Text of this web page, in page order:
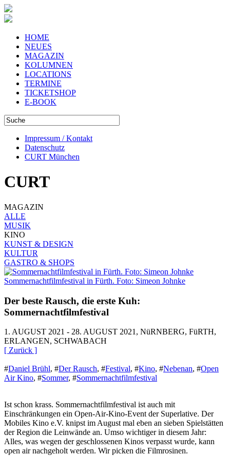
HOME
NEUES
MAGAZIN
KOLUMNEN
LOCATIONS
TERMINE
TICKETSHOP
E-BOOK
Impressum / Kontakt
Datenschutz
CURT München
CURT
MAGAZIN
ALLE
MUSIK
KINO
KUNST & DESIGN
KULTUR
GASTRO & SHOPS
Sommernachtfilmfestival in Fürth. Foto: Simeon Johnke
Der beste Rausch, die erste Kuh:
Sommernachtfilmfestival
1. AUGUST 2021 - 28. AUGUST 2021, NüRNBERG, FüRTH,
ERLANGEN, SCHWABACH
[ Zurück ]
#Daniel Brühl, #Der Rausch, #Festival, #Kino, #Nebenan, #Open
Air Kino, #Sommer, #Sommernachtfilmfestival
Ist schon krass. Sommernachtfilmfestival ist auch mit
Einschränkungen ein Open-Air-Kino-Event der Superlative. Der
Mobiles Kino e.V. knipst im August mal eben an sieben Spielstätten
der Region die Leinwände an. Umso wichtiger in diesem Jahr:
Alles, was wegen der geschlossenen Kinos verpasst wurde, kann
open air nachgeholt werden. Wir picken die Filmrosinen.